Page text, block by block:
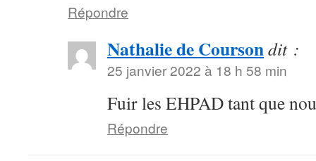
Répondre
Nathalie de Coursondit :
25 janvier 2022 à 18 h 58 min
Fuir les EHPAD tant que
Répondre